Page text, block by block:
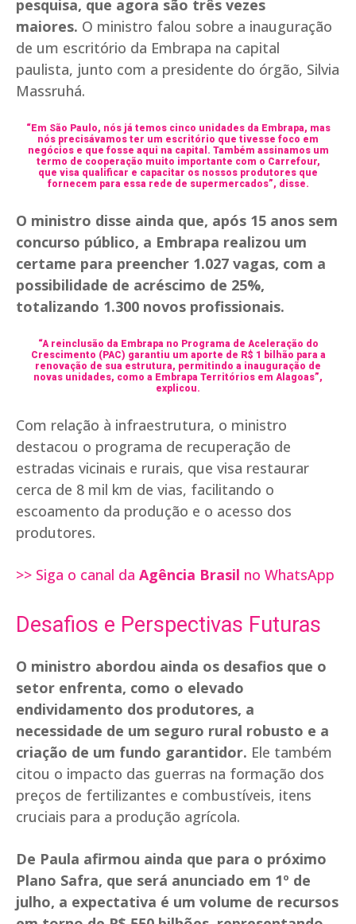
pesquisa, que agora são três vezes
maiores. O ministro falou sobre a inauguração
de um escritório da Embrapa na capital
paulista, junto com a presidente do órgão, Silvia
Massruhá.
“Em São Paulo, nós já temos cinco unidades da Embrapa, mas
nós precisávamos ter um escritório que tivesse foco em
negócios e que fosse aqui na capital. Também assinamos um
termo de cooperação muito importante com o Carrefour,
que visa qualificar e capacitar os nossos produtores que
fornecem para essa rede de supermercados”, disse.
O ministro disse ainda que, após 15 anos sem
concurso público, a Embrapa realizou um
certame para preencher 1.027 vagas, com a
possibilidade de acréscimo de 25%,
totalizando 1.300 novos profissionais.
“A reinclusão da Embrapa no Programa de Aceleração do
Crescimento (PAC) garantiu um aporte de R$ 1 bilhão para a
renovação de sua estrutura, permitindo a inauguração de
novas unidades, como a Embrapa Territórios em Alagoas”,
explicou.
Com relação à infraestrutura, o ministro
destacou o programa de recuperação de
estradas vicinais e rurais, que visa restaurar
cerca de 8 mil km de vias, facilitando o
escoamento da produção e o acesso dos
produtores.
>> Siga o canal da Agência Brasil no WhatsApp
Desafios e Perspectivas Futuras
O ministro abordou ainda os desafios que o
setor enfrenta, como o elevado
endividamento dos produtores, a
necessidade de um seguro rural robusto e a
criação de um fundo garantidor. Ele também
citou o impacto das guerras na formação dos
preços de fertilizantes e combustíveis, itens
cruciais para a produção agrícola.
De Paula afirmou ainda que para o próximo
Plano Safra, que será anunciado em 1º de
julho, a expectativa é um volume de recursos